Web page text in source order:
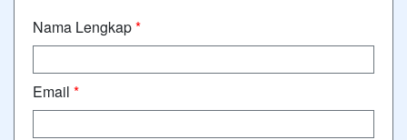
Nama Lengkap*
Email *